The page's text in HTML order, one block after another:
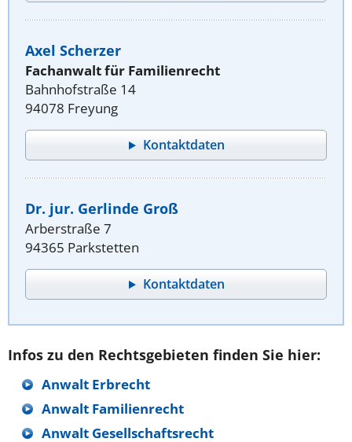
Axel Scherzer
Fachanwalt für Familienrecht
Bahnhofstraße 14
94078 Freyung
Kontaktdaten
Dr. jur. Gerlinde Groß
Arberstraße 7
94365 Parkstetten
Kontaktdaten
Infos zu den Rechtsgebieten finden Sie hier:
Anwalt Erbrecht
Anwalt Familienrecht
Anwalt Gesellschaftsrecht